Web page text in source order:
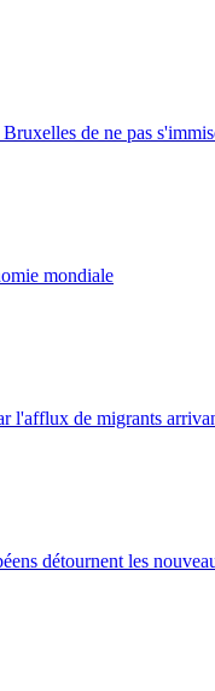
de ne pas
mondiale
l'afflux de migrants
détournent les